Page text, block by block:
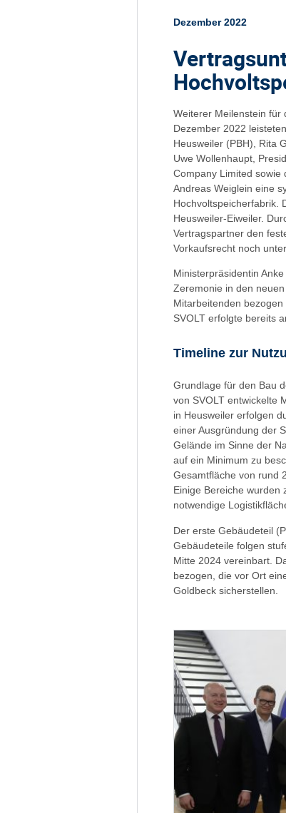
Dezember 2022
Weiterer Meilenstein für
Dezember 2022
Heusweiler (PBH), Rita
Uwe Wollenhaupt,
Company Limited sowie
Andreas Weiglein eine
Hochvoltspeicherfabrik.
Heusweiler-Eiweiler.
Vertragspartner den
Vorkaufsrecht noch
Ministerpräsidentin
Zeremonie in den
Mitarbeitenden
SVOLT erfolgte bereits
Timeline zur
Grundlage für den Bau
von SVOLT entwickelte
in Heusweiler erfolgen
einer Ausgründung der
Gelände im Sinne der
auf ein Minimum zu
Gesamtfläche von rund
Einige Bereiche wurden
notwendige
Der erste Gebäudeteil
Gebäudeteile folgen
Mitte 2024 vereinbart.
bezogen, die vor Ort
Goldbeck sicherstellen.